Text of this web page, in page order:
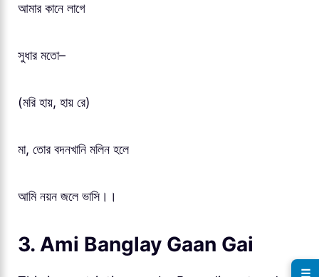
আমার কানে লাগে
সুধার মতো–
(মরি হায়, হায় রে)
মা, তোর বদনখানি মলিন হলে
আমি নয়ন জলে ভাসি।।
3. Ami Banglay Gaan Gai
☰